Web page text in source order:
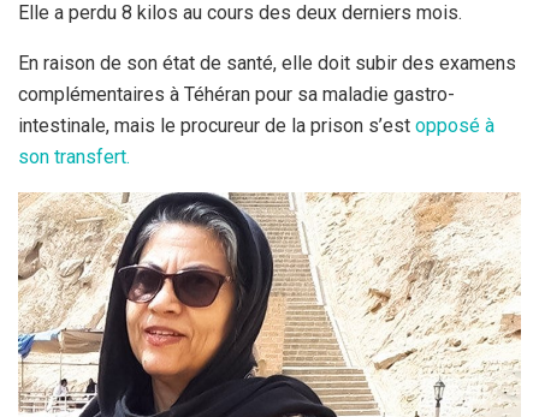
Elle a perdu 8 kilos au cours des deux derniers mois.
En raison de son état de santé, elle doit subir des examens
complémentaires à Téhéran pour sa maladie gastro-
intestinale, mais le procureur de la prison s’est opposé à
son transfert.